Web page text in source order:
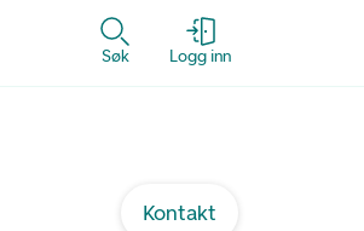
Søk Logg inn
Kontakt